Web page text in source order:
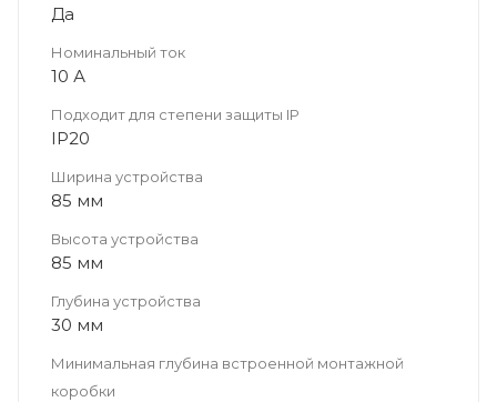
Да
Номинальный ток
10 А
Подходит для степени защиты IP
IP20
Ширина устройства
85 мм
Высота устройства
85 мм
Глубина устройства
30 мм
Минимальная глубина встроенной монтажной
коробки